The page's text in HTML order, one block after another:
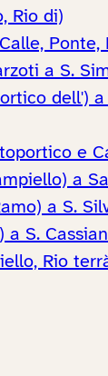
Rio di)
a S.
dell')
e
a
a S.
a S.
Rio